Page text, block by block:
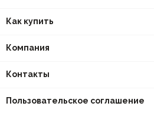
Как купить
Компания
Контакты
Пользовательское соглашение